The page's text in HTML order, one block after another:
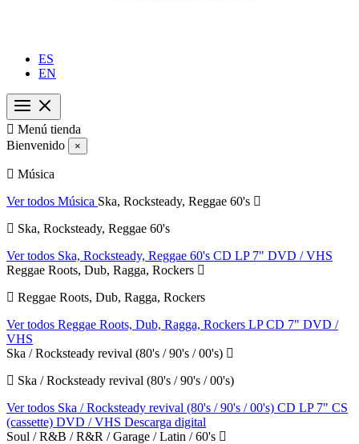
ES
EN
 Menú tienda
Bienvenido
×
Música
Ver todos Música Ska, Rocksteady, Reggae 60's
Ska, Rocksteady, Reggae 60's
Ver todos Ska, Rocksteady, Reggae 60's CD LP 7" DVD / VHS
Reggae Roots, Dub, Ragga, Rockers
Reggae Roots, Dub, Ragga, Rockers
Ver todos Reggae Roots, Dub, Ragga, Rockers LPCD 7" DVD /
VHS
Ska / Rocksteady revival (80's / 90's / 00's)
Ska / Rocksteady revival (80's / 90's / 00's)
Ver todos Ska / Rocksteady revival (80's / 90's / 00's) CD LP 7" CS
(cassette) DVD / VHS Descarga digital
Soul / R&B / R&R / Garage / Latin / 60's